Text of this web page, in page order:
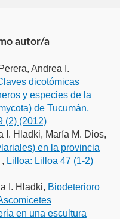
autor/a
Andrea I.
dicotómicas
y especies de la
de Tucumán,
(2) (2012)
I. Hladki, María M. Dios,
en la provincia
, Lilloa: Lilloa 47 (1-2)
I. Hladki, Biodeterioro
en una escultura